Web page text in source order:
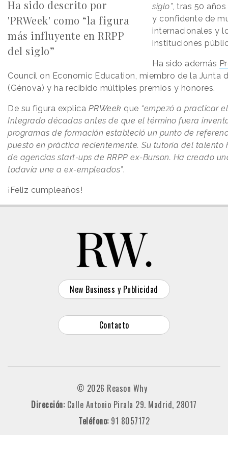
Ha sido descrito por
'PRWeek' como “la figura
más influyente en RRPP
del siglo”
siglo”, tras 50
y confidente de
internacionales y
instituciones
Ha sido además
Council on Economic Education, miembro de la Junta
(Génova) y ha recibido múltiples premios y honores.
De su figura explica PRWeek que “empezó a practicar
Integrado décadas antes de que el término fuera
programas de formación estableció un punto de
puesto en práctica recientemente. Su tutoría del
de agencias start-ups de RRPP ex-Burson. Ha creado
todavía une a ex-empleados”.
¡Feliz cumpleaños!
New Business y Publicidad
Contacto
© 2026 Reason Why
Dirección: Calle Antonio Pirala 29. Madrid, 28017
Teléfono: 91 8057172